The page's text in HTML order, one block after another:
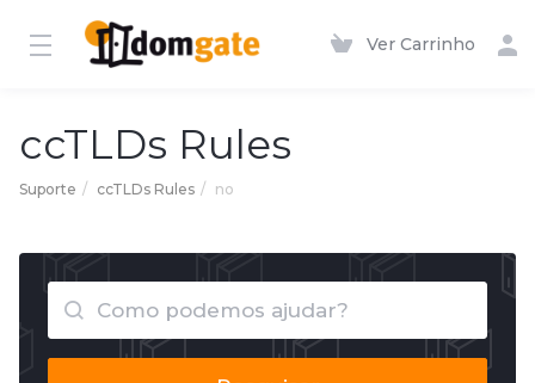
Ver Carrinho
ccTLDs Rules
Suporte ccTLDs Rules no